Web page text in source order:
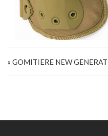
« GOMITIERE NEW